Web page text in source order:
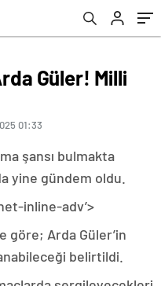
Güler! Milli
01:33
şansı bulmakta
yine gündem oldu.
inline-adv’>
göre; Arda Güler’in
belirtildi.